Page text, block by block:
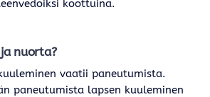
koottuina.
nuorta?
vaatii paneutumista.
paneutumista lapsen kuuleminen